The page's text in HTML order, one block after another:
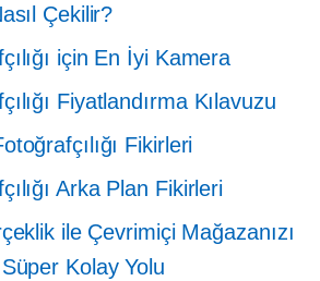
Çekilir?
için En İyi Kamera
Fiyatlandırma Kılavuzu
Fikirleri
Arka Plan Fikirleri
ile Çevrimiçi Mağazanızı
Kolay Yolu